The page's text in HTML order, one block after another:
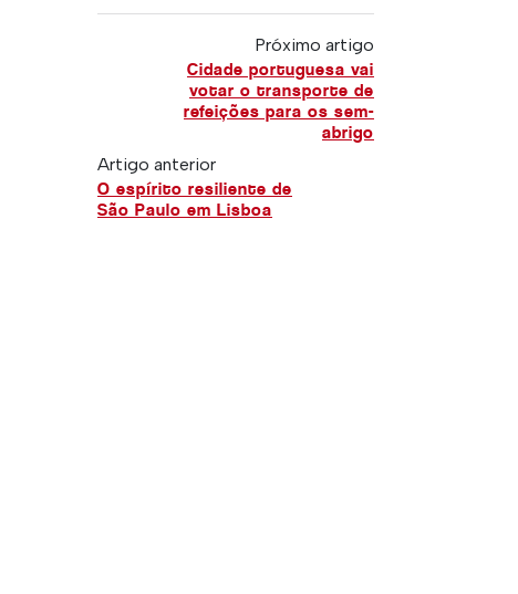
Próximo artigo
Cidade portuguesa vai
votar o transporte de
refeições para os sem-
abrigo
Artigo anterior
O espírito resiliente de
São Paulo em Lisboa